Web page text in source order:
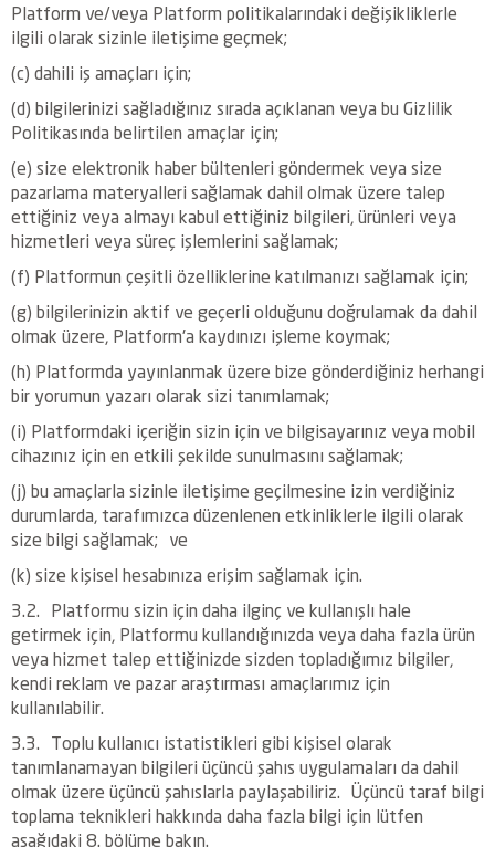
Platform ve/veya Platform politikalarındaki değişikliklerle
ilgili olarak sizinle iletişime geçmek;
(c) dahili iş amaçları için;
(d) bilgilerinizi sağladığınız sırada açıklanan veya bu Gizlilik
Politikasında belirtilen amaçlar için;
(e) size elektronik haber bültenleri göndermek veya size
pazarlama materyalleri sağlamak dahil olmak üzere talep
ettiğiniz veya almayı kabul ettiğiniz bilgileri, ürünleri veya
hizmetleri veya süreç işlemlerini sağlamak;
(f) Platformun çeşitli özelliklerine katılmanızı sağlamak için;
(g) bilgilerinizin aktif ve geçerli olduğunu doğrulamak da dahil
olmak üzere, Platform'a kaydınızı işleme koymak;
(h) Platformda yayınlanmak üzere bize gönderdiğiniz herhangi
bir yorumun yazarı olarak sizi tanımlamak;
(i) Platformdaki içeriğin sizin için ve bilgisayarınız veya mobil
cihazınız için en etkili şekilde sunulmasını sağlamak;
(j) bu amaçlarla sizinle iletişime geçilmesine izin verdiğiniz
durumlarda, tarafımızca düzenlenen etkinliklerle ilgili olarak
size bilgi sağlamak; ve
(k) size kişisel hesabınıza erişim sağlamak için.
3.2. Platformu sizin için daha ilginç ve kullanışlı hale
getirmek için, Platformu kullandığınızda veya daha fazla ürün
veya hizmet talep ettiğinizde sizden topladığımız bilgiler,
kendi reklam ve pazar araştırması amaçlarımız için
kullanılabilir.
3.3. Toplu kullanıcı istatistikleri gibi kişisel olarak
tanımlanamayan bilgileri üçüncü şahıs uygulamaları da dahil
olmak üzere üçüncü şahıslarla paylaşabiliriz. Üçüncü taraf bilgi
toplama teknikleri hakkında daha fazla bilgi için lütfen
aşağıdaki 8. bölüme bakın.